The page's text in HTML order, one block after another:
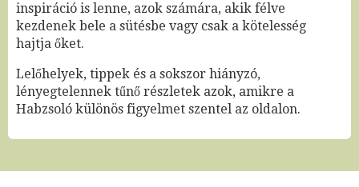
inspiráció is lenne, azok számára, akik félve
kezdenek bele a sütésbe vagy csak a kötelesség
hajtja őket.
Lelőhelyek, tippek és a sokszor hiányzó,
lényegtelennek tűnő részletek azok, amikre a
Habzsoló különös figyelmet szentel az oldalon.